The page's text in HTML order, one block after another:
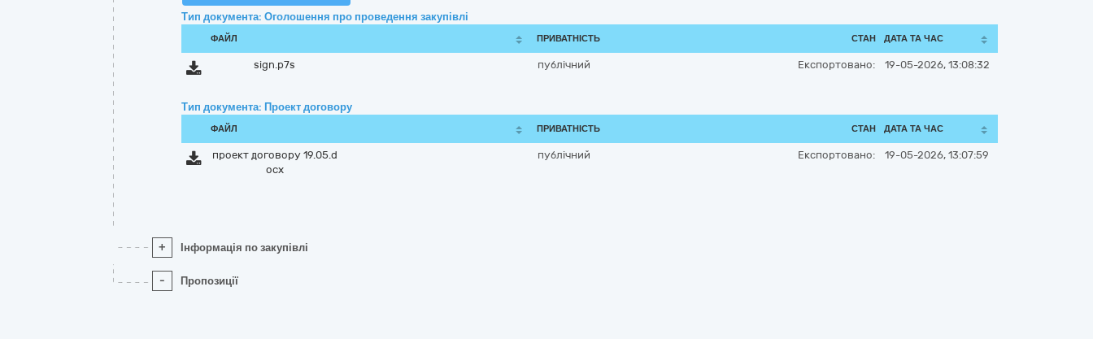
Тип документа: Оголошення про проведення закупівлі
ФАЙЛ ПРИВАТНІСТЬ СТАН ДАТА ТА ЧАС
sign.p7s публічний Експортовано: 19-05-2026, 13:08:32
Тип документа: Проект договору
ФАЙЛ ПРИВАТНІСТЬ СТАН ДАТА ТА ЧАС
проект договору 19.05.d
ocx
публічний Експортовано: 19-05-2026, 13:07:59
+ Інформація по закупівлі
- Пропозиції